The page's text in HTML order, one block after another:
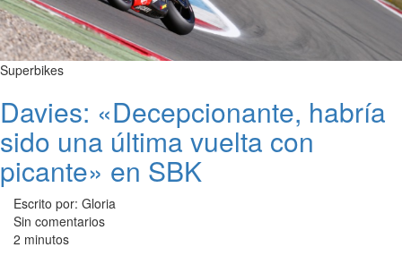
Superbikes
Davies: «Decepcionante, habría
sido una última vuelta con
picante» en SBK
Escrito por: Gloria
Sin comentarios
2 minutos